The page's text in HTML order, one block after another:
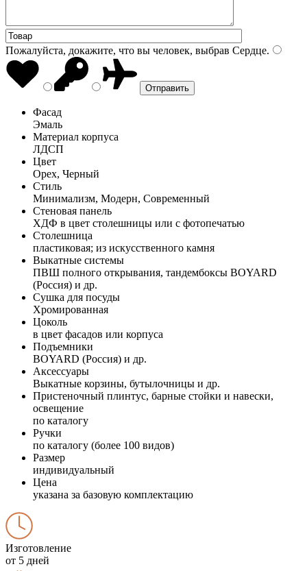
Пожалуйста, докажите, что вы человек, выбрав Сердце.
Фасад
Эмаль
Материал корпуса
ЛДСП
Цвет
Орех, Черный
Стиль
Минимализм, Модерн, Современный
Стеновая панель
ХДФ в цвет столешницы или с фотопечатью
Столешница
пластиковая; из искусственного камня
Выкатные системы
ПВШ полного открывания, тандембоксы BOYARD
(Россия) и др.
Сушка для посуды
Хромированная
Цоколь
в цвет фасадов или корпуса
Подъемники
BOYARD (Россия) и др.
Аксессуары
Выкатные корзины, бутылочницы и др.
Пристеночный плинтус, барные стойки и навески,
освещение
по каталогу
Ручки
по каталогу (более 100 видов)
Размер
индивидуальный
Цена
указана за базовую комплектацию
Изготовление
от 5 дней